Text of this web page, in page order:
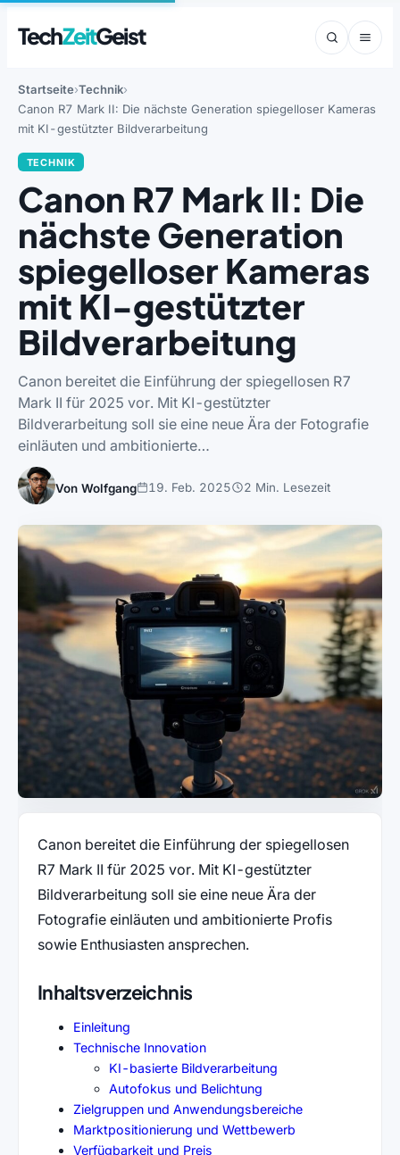
TechZeitGeist
Startseite Technik
Canon R7 Mark II: Die nächste Generation spiegelloser Kameras
mit KI-gestützter Bildverarbeitung
TECHNIK
Canon R7 Mark II: Die
nächste Generation
spiegelloser Kameras
mit KI-gestützter
Bildverarbeitung
Canon bereitet die Einführung der spiegellosen R7
Mark II für 2025 vor. Mit KI-gestützter
Bildverarbeitung soll sie eine neue Ära der Fotografie
einläuten und ambitionierte…
Von Wolfgang 19. Feb. 2025 2 Min. Lesezeit
Canon bereitet die Einführung der spiegellosen
R7 Mark II für 2025 vor. Mit KI-gestützter
Bildverarbeitung soll sie eine neue Ära der
Fotografie einläuten und ambitionierte Profis
sowie Enthusiasten ansprechen.
Inhaltsverzeichnis
Einleitung
Technische Innovation
KI-basierte Bildverarbeitung
Autofokus und Belichtung
Zielgruppen und Anwendungsbereiche
Marktpositionierung und Wettbewerb
Verfügbarkeit und Preis